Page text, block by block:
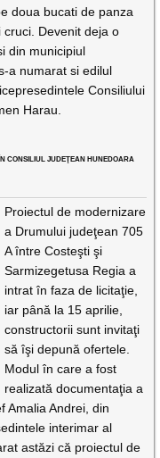
doua bucati de panza
Devenit deja o
din municipiul
a numarat si edilul
Consiliului
Harau.
CONSILIUL JUDEŢEAN HUNEDOARA
Proiectul de modernizare
a Drumului judeţean 705
A între Costeşti şi
Sarmizegetusa Regia a
intrat în faza de licitaţie,
iar până la 15 aprilie,
constructorii sunt invitaţi
să îşi depună ofertele.
Modul în care a fost
realizată documentaţia a
Amalia Andrei, din
interimar al
astăzi că proiectul de